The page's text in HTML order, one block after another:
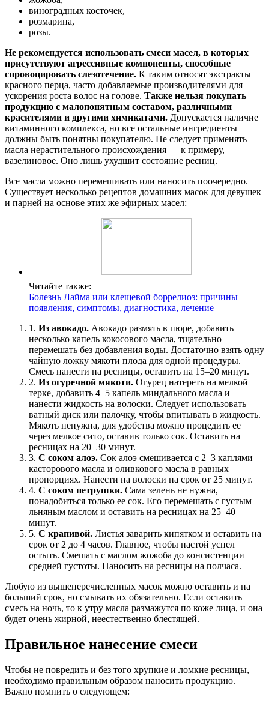
виноградных косточек,
розмарина,
розы.
Не рекомендуется использовать смеси масел, в которых
присутствуют агрессивные компоненты, способные
спровоцировать слезотечение. К таким относят экстракты
красного перца, часто добавляемые производителями для
ускорения роста волос на голове. Также нельзя покупать
продукцию с малопонятным составом, различными
красителями и другими химикатами. Допускается наличие
витаминного комплекса, но все остальные ингредиенты
должны быть понятны покупателю. Не следует применять
масла нерастительного происхождения — к примеру,
вазелиновое. Оно лишь ухудшит состояние ресниц.
Все масла можно перемешивать или наносить поочередно.
Существует несколько рецептов домашних масок для девушек
и парней на основе этих же эфирных масел:
Читайте также:
Болезнь Лайма или клещевой боррелиоз: причины
появления, симптомы, диагностика, лечение
1. Из авокадо. Авокадо размять в пюре, добавить
несколько капель кокосового масла, тщательно
перемешать без добавления воды. Достаточно взять одну
чайную ложку мякоти плода для одной процедуры.
Смесь нанести на ресницы, оставить на 15–20 минут.
2. Из огуречной мякоти. Огурец натереть на мелкой
терке, добавить 4–5 капель миндального масла и
нанести жидкость на волоски. Следует использовать
ватный диск или палочку, чтобы впитывать в жидкость.
Мякоть ненужна, для удобства можно процедить ее
через мелкое сито, оставив только сок. Оставить на
ресницах на 20–30 минут.
3. С соком алоэ. Сок алоэ смешивается с 2–3 каплями
касторового масла и оливкового масла в равных
пропорциях. Нанести на волоски на срок от 25 минут.
4. С соком петрушки. Сама зелень не нужна,
понадобиться только ее сок. Его перемешать с густым
льняным маслом и оставить на ресницах на 25–40
минут.
5. С крапивой. Листья заварить кипятком и оставить на
срок от 2 до 4 часов. Главное, чтобы настой успел
остыть. Смешать с маслом жожоба до консистенции
средней густоты. Наносить на ресницы на полчаса.
Любую из вышеперечисленных масок можно оставить и на
больший срок, но смывать их обязательно. Если оставить
смесь на ночь, то к утру масла размажутся по коже лица, и она
будет очень жирной, неестественно блестящей.
Правильное нанесение смеси
Чтобы не повредить и без того хрупкие и ломкие ресницы,
необходимо правильным образом наносить продукцию.
Важно помнить о следующем: